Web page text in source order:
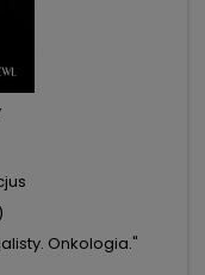
Onkologia."